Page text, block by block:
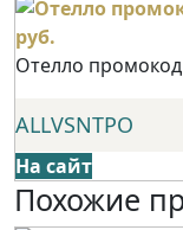
Отелло промокод
ALLVSNTPO
На сайт
Похожие